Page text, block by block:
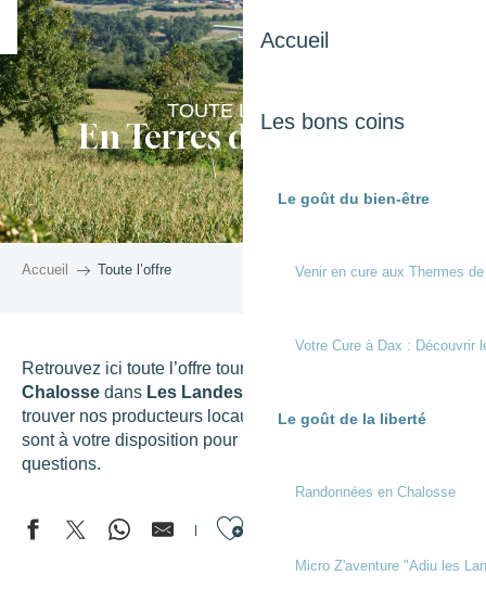
Aller
au
contenu
principal
Accueil
Les bons coins
Le goût du bien-être
Venir en cure aux Thermes
Votre Cure à Dax : Découvrir
Le goût de la liberté
Randonnées en Chalosse
Micro Z'aventure "Adiu les
TOUTE L'OFFRE
En Terres de Chalosse
Accueil Toute l’offre
Retrouvez ici toute l’offre touristique des Terres de
Chalosse dans Les Landes
trouver nos producteurs locaux, mais aussi nos services
sont à votre disposition pour répondre à toutes vos
questions.
Ajouter aux